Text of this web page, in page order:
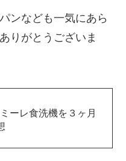
ンなども一気にあら
りがとうございま
ーレ食洗機を３ヶ月